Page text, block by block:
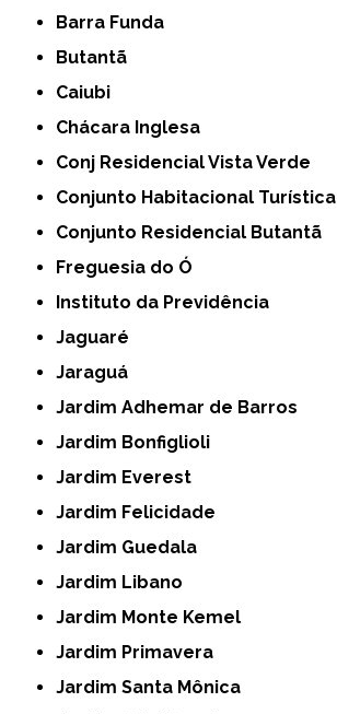
Barra Funda
Butantã
Caiubi
Chácara Inglesa
Conj Residencial Vista Verde
Conjunto Habitacional Turística
Conjunto Residencial Butantã
Freguesia do Ó
Instituto da Previdência
Jaguaré
Jaraguá
Jardim Adhemar de Barros
Jardim Bonfiglioli
Jardim Everest
Jardim Felicidade
Jardim Guedala
Jardim Libano
Jardim Monte Kemel
Jardim Primavera
Jardim Santa Mônica